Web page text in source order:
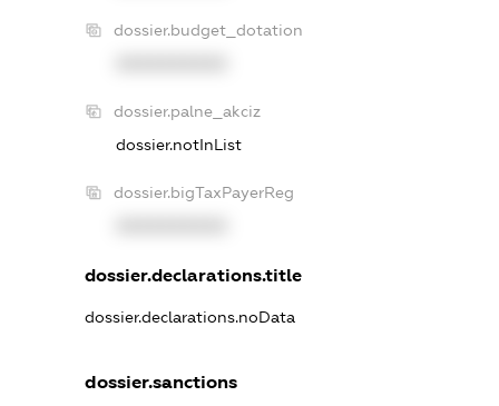
dossier.budget_dotation
dossier.palne_akciz
dossier.notInList
dossier.bigTaxPayerReg
dossier.declarations.title
dossier.declarations.noData
dossier.sanctions